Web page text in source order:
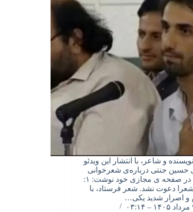
و شاعر، با انتشار این ویدئو
حسین جنتی درباره‌ی شعرخوانی
در بیت رهبری در صفحه ی مجازی خود نوشت: ۱:
شعرا دعوت نشد. شعر فرستاد، با
و اصرار شدید یکی…